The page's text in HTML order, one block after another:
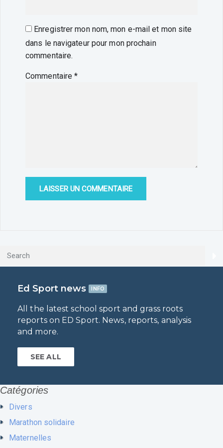
Enregistrer mon nom, mon e-mail et mon site
dans le navigateur pour mon prochain
commentaire.
Commentaire*
Ed Sport news INFO
All the latest school sport and grass roots
reports on ED Sport. News, reports, analysis
and more.
SEE ALL
Catégories
Divers
Marathon solidaire
Maternelles